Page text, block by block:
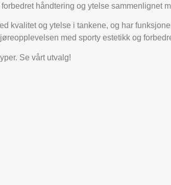
håndtering og ytelse sammenlignet
kvalitet og ytelse i tankene, og har
med sporty estetikk og
Se vårt utvalg!